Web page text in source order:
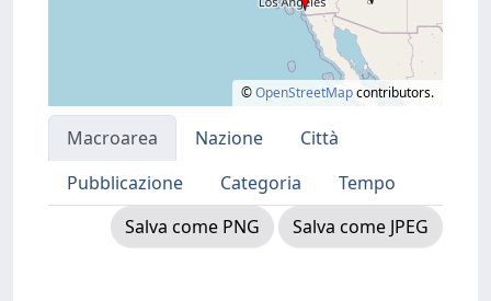
©OpenStreetMapcontributors.
Macroarea Nazione
Città
Pubblicazione
Categoria
Tempo
Salva come PNG
Salva come JPEG